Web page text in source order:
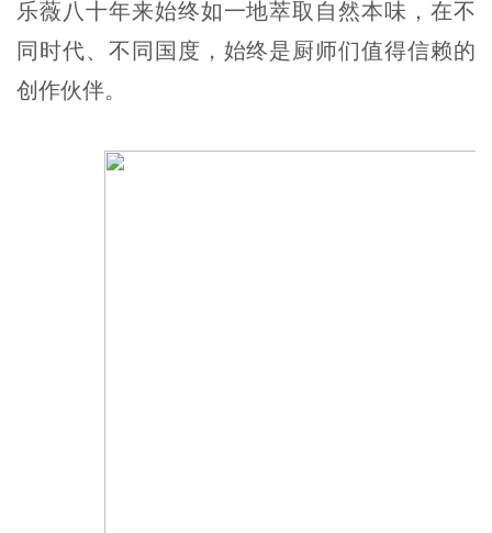
乐薇八十年来始终如一地萃取自然本味，在不
同时代、不同国度，始终是厨师们值得信赖的
创作伙伴。